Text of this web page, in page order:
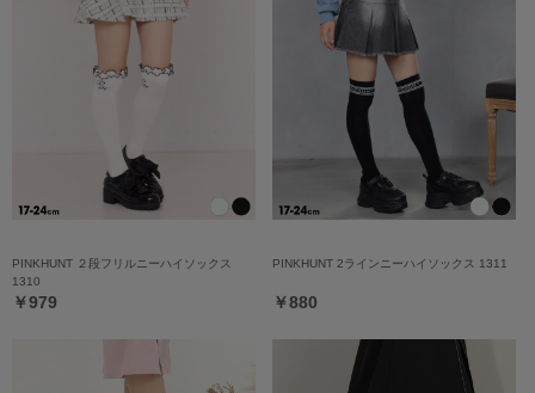
PINKHUNT ２段フリルニーハイソックス
1310
￥979
PINKHUNT 2ラインニーハイソックス 1311
￥880